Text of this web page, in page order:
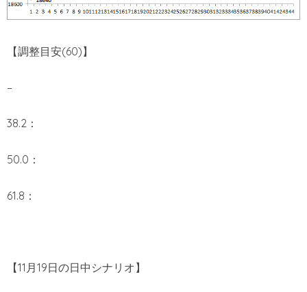
【調整目安(60)】
–
38.2：
50.0：
61.8：
【11月19日の日中シナリオ】